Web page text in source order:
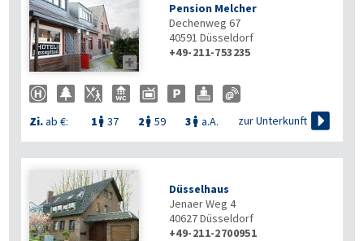

Pension Melcher
Dechenweg 67
40591 Düsseldorf
+49-211-753235
Zi.ab €: 1  37 2  59 3  a.A. zur Unterkunft 
Düsselhaus
Jenaer Weg 4
40627Düsseldorf
+49-211-2700951